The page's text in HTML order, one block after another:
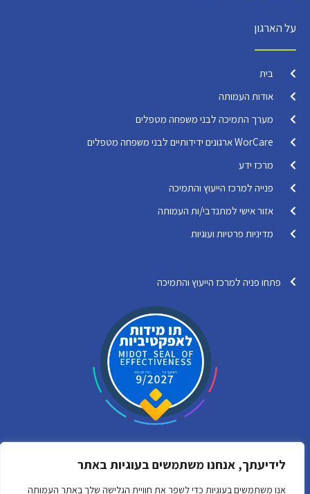
לידיעתך, אנחנו משתמשים בעוגיות באתר
אנו משתמשים בעוגיות כדי לשפר את חוויית הגלישה שלך באתר העמותה
על הארגון
בית
אודות העמותה
מערך התמיכה לבני משפחה מטפלים
WorCare ארגונים ידידותיים לבני משפחה מטפלים
מרכז ידע
פנייה למרכז הייעוץ והתמיכה
אזור אישי למתנדבי/ות העמותה
מדיניות פרטיות ועוגיות
פתחו פניה למרכז הייעוץ והתמיכה
F
Y